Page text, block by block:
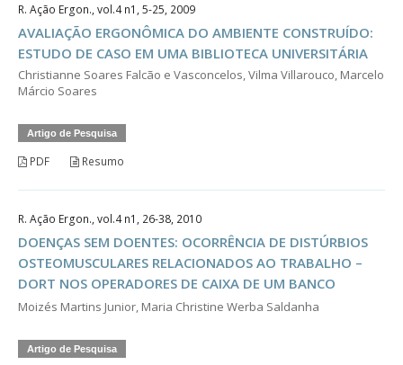
R. Ação Ergon., vol.4 n1, 5-25, 2009
AVALIAÇÃO ERGONÔMICA DO AMBIENTE CONSTRUÍDO:
ESTUDO DE CASO EM UMA BIBLIOTECA UNIVERSITÁRIA
Christianne Soares Falcão e Vasconcelos, Vilma Villarouco, Marcelo
Márcio Soares
Artigo de Pesquisa
PDF Resumo
R. Ação Ergon., vol.4 n1, 26-38, 2010
DOENÇAS SEM DOENTES: OCORRÊNCIA DE DISTÚRBIOS
OSTEOMUSCULARES RELACIONADOS AO TRABALHO –
DORT NOS OPERADORES DE CAIXA DE UM BANCO
Moizés Martins Junior, Maria Christine Werba Saldanha
Artigo de Pesquisa